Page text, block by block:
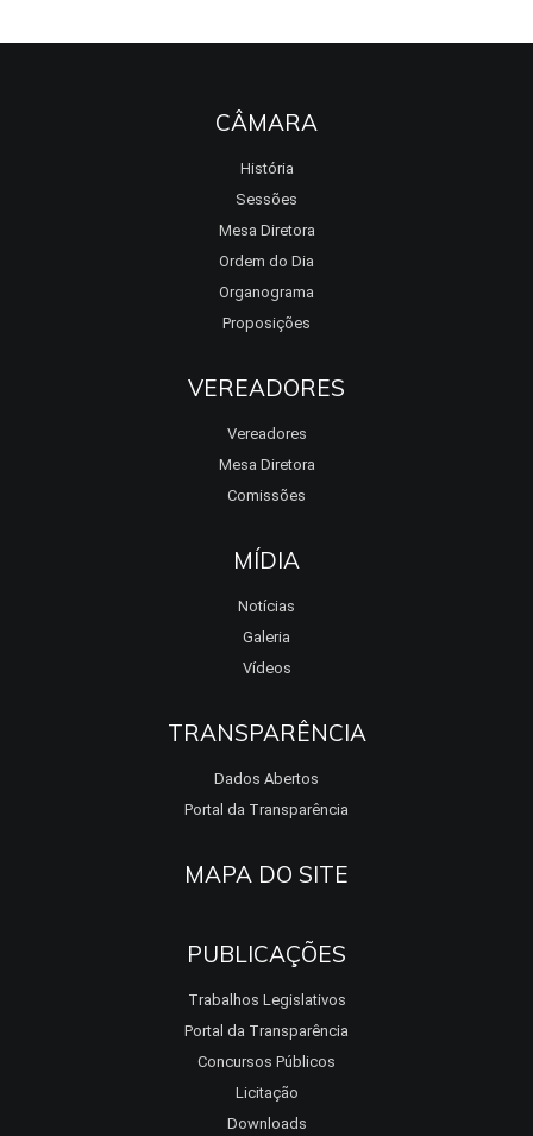
CÂMARA
História
Sessões
Mesa Diretora
Ordem do Dia
Organograma
Proposições
VEREADORES
Vereadores
Mesa Diretora
Comissões
MÍDIA
Notícias
Galeria
Vídeos
TRANSPARÊNCIA
Dados Abertos
Portal da Transparência
MAPA DO SITE
PUBLICAÇÕES
Trabalhos Legislativos
Portal da Transparência
Concursos Públicos
Licitação
Downloads